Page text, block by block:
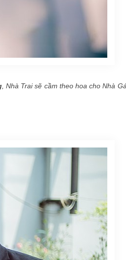
, Nhà Trai sẽ cầm theo hoa cho Nhà